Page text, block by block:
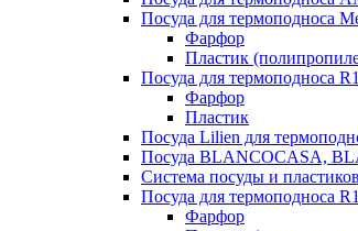
Посуда для термоподноса
Фарфор
Пластик
Посуда для термоподноса
Фарфор
Пластик
Посуда Lilien для
Посуда BLANCOCASA,
Система посуды и
Посуда для термоподноса
Фарфор